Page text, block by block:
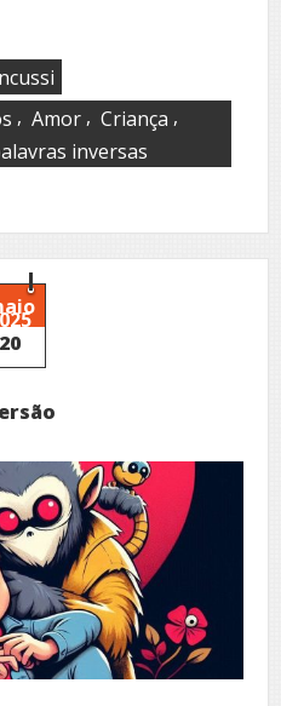
, Amor , Criança ,
inversas
20